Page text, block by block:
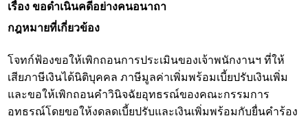
เรื่อง ขอดำเนินคดีอย่างคนอนาถา
กฎหมายที่เกี่ยวข้อง
โจทก์ฟ้องขอให้เพิกถอนการประเมินของเจ้าพนักงานฯ ที่ให้
เสียภาษีเงินได้นิติบุคคล ภาษีมูลค่าเพิ่มพร้อมเบี้ยปรับเงินเพิ่ม
และขอให้เพิกถอนคำวินิจฉัยอุทธรณ์ของคณะกรรมการ
อุทธรณ์โดยขอให้งดลดเบี้ยปรับและเงินเพิ่มพร้อมกับยื่นคำร้อง